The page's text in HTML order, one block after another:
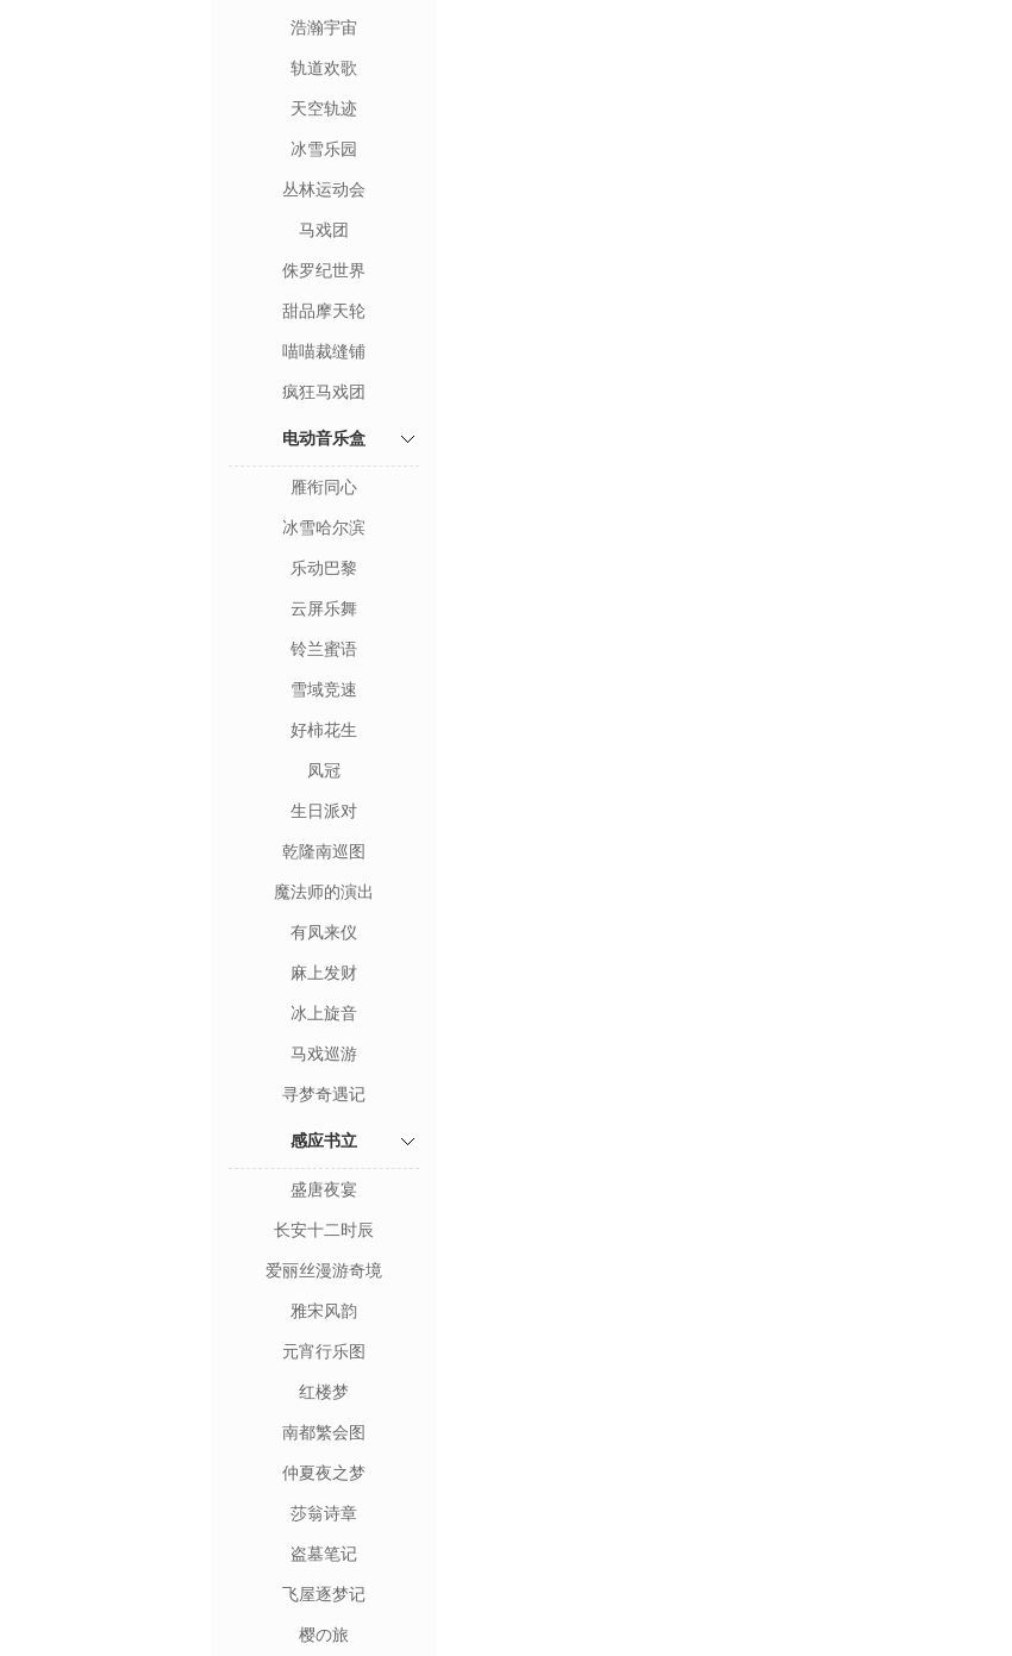
浩瀚宇宙
轨道欢歌
天空轨迹
冰雪乐园
丛林运动会
马戏团
侏罗纪世界
甜品摩天轮
喵喵裁缝铺
疯狂马戏团
电动音乐盒
雁衔同心
冰雪哈尔滨
乐动巴黎
云屏乐舞
铃兰蜜语
雪域竞速
好柿花生
凤冠
生日派对
乾隆南巡图
魔法师的演出
有凤来仪
麻上发财
冰上旋音
马戏巡游
寻梦奇遇记
感应书立
盛唐夜宴
长安十二时辰
爱丽丝漫游奇境
雅宋风韵
元宵行乐图
红楼梦
南都繁会图
仲夏夜之梦
莎翁诗章
盗墓笔记
飞屋逐梦记
樱の旅